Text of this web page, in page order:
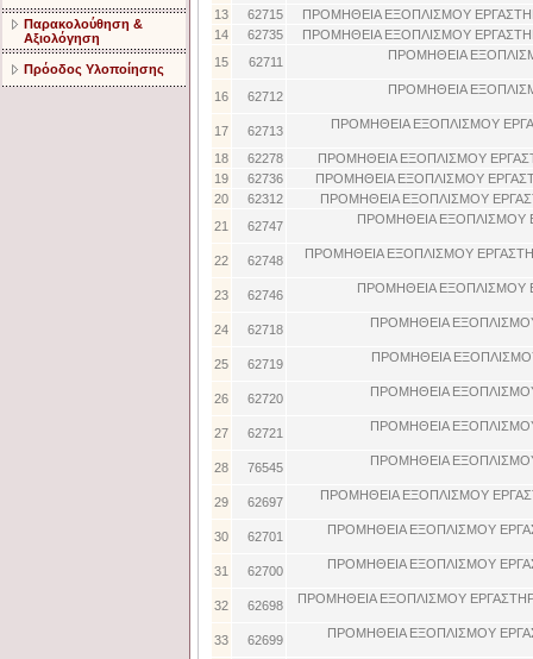
Παρακολούθηση &
Αξιολόγηση
Πρόοδος Υλοποίησης
13 62715
ΠΡΟΜΗΘΕΙΑ ΕΞΟΠΛΙΣΜΟΥ
14
62735
ΠΡΟΜΗΘΕΙΑ ΕΞΟΠΛΙΣΜΟΥ
15
62711 ΠΡΟΜΗΘΕΙΑ
16 62712 ΠΡΟΜΗΘΕΙΑ
17 62713 ΠΡΟΜΗΘΕΙΑ ΕΞΟΠΛΙΣΜΟΥ
18 62278
ΠΡΟΜΗΘΕΙΑ ΕΞΟΠΛΙΣΜΟΥ
19
62736
ΠΡΟΜΗΘΕΙΑ ΕΞΟΠΛΙΣΜΟΥ
20
62312
ΠΡΟΜΗΘΕΙΑ ΕΞΟΠΛΙΣΜΟΥ
21
62747 ΠΡΟΜΗΘΕΙΑ ΕΞΟΠΛΙΣΜΟΥ
22 62748 ΠΡΟΜΗΘΕΙΑ ΕΞΟΠΛΙΣΜΟΥ
23 62746 ΠΡΟΜΗΘΕΙΑ ΕΞΟΠΛΙΣΜΟΥ
24 62718 ΠΡΟΜΗΘΕΙΑ
25 62719 ΠΡΟΜΗΘΕΙΑ
26 62720 ΠΡΟΜΗΘΕΙΑ
27 62721 ΠΡΟΜΗΘΕΙΑ
28 76545 ΠΡΟΜΗΘΕΙΑ
29 62697 ΠΡΟΜΗΘΕΙΑ ΕΞΟΠΛΙΣΜΟΥ
30 62701 ΠΡΟΜΗΘΕΙΑ ΕΞΟΠΛΙΣΜΟΥ
31 62700 ΠΡΟΜΗΘΕΙΑ ΕΞΟΠΛΙΣΜΟΥ
32 62698 ΠΡΟΜΗΘΕΙΑ ΕΞΟΠΛΙΣΜΟΥ
33 62699 ΠΡΟΜΗΘΕΙΑ ΕΞΟΠΛΙΣΜΟΥ